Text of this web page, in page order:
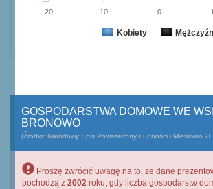
Kobiety
20 10 0
GOSPODARSTWA DOMOWE WE
BRONOWO
(Źródło: Narodowy Spis Powszechny Ludności i Mieszkań
Proszę zwrócić uwagę na to, że dane
pochodzą z 2002 roku, gdy liczba gospodarstw